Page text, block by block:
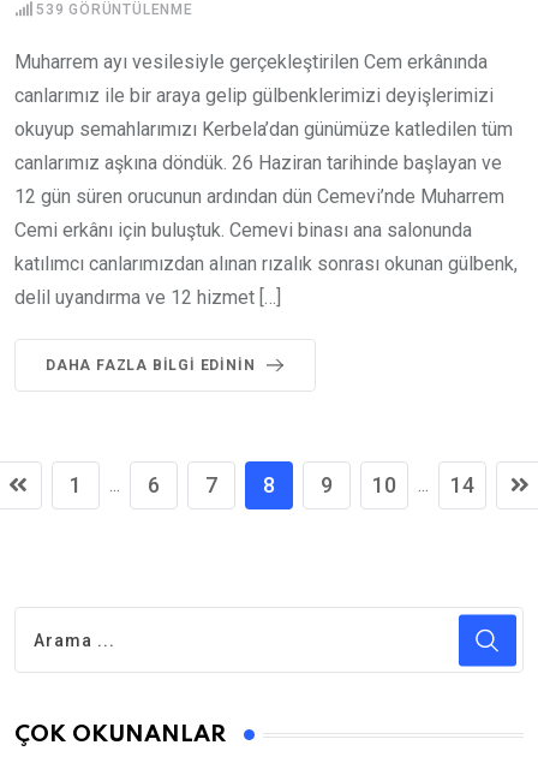
539 GÖRÜNTÜLENME
Muharrem ayı vesilesiyle gerçekleştirilen Cem erkânında
canlarımız ile bir araya gelip gülbenklerimizi deyişlerimizi
okuyup semahlarımızı Kerbela’dan günümüze katledilen tüm
canlarımız aşkına döndük. 26 Haziran tarihinde başlayan ve
12 gün süren orucunun ardından dün Cemevi’nde Muharrem
Cemi erkânı için buluştuk. Cemevi binası ana salonunda
katılımcı canlarımızdan alınan rızalık sonrası okunan gülbenk,
delil uyandırma ve 12 hizmet […]
DAHA FAZLA BILGI EDININ
1 ... 6 7 8 9 10 ... 14
ÇOK OKUNANLAR